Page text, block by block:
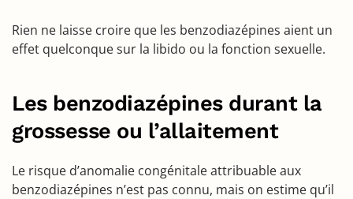
Rien ne laisse croire que les benzodiazépines aient un
effet quelconque sur la libido ou la fonction sexuelle.
Les benzodiazépines durant la
grossesse ou l’allaitement
Le risque d’anomalie congénitale attribuable aux
benzodiazépines n’est pas connu, mais on estime qu’il